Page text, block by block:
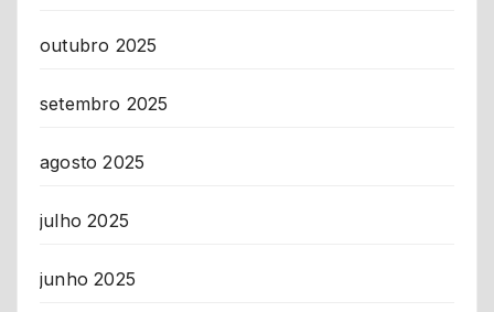
outubro 2025
setembro 2025
agosto 2025
julho 2025
junho 2025